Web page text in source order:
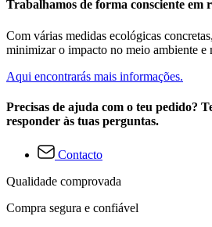
Trabalhamos de forma consciente em
Com várias medidas ecológicas
minimizar o impacto no meio ambiente e
Aqui encontrarás mais informações.
Precisas de ajuda com o teu pedido?
responder às tuas perguntas.
Contacto
Qualidade comprovada
Compra segura e confiável